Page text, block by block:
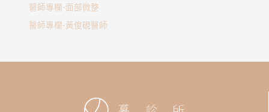
醫師專欄-面部微整
醫師專欄-黃俊硯醫師